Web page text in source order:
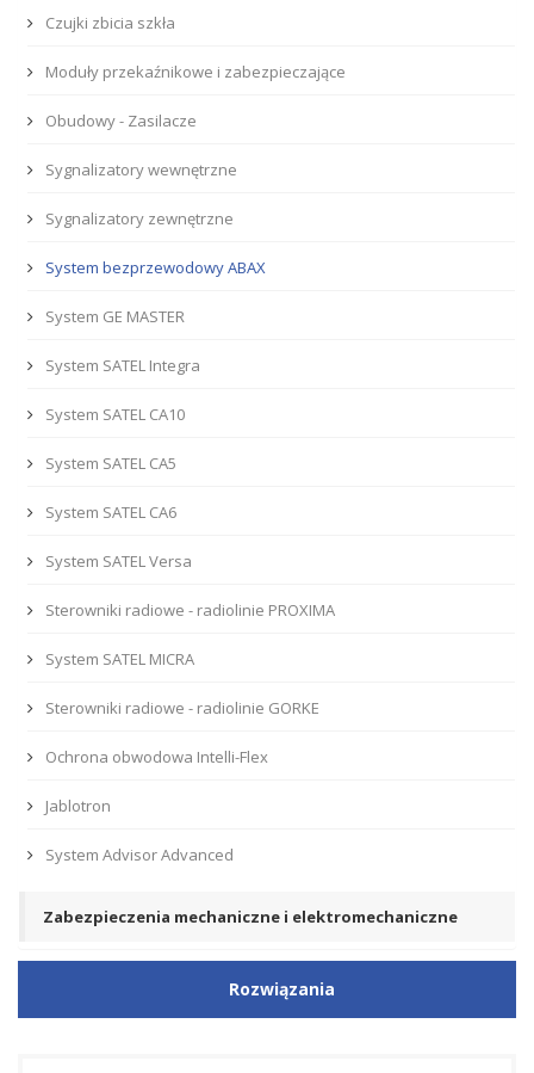
Czujki zbicia szkła
Moduły przekaźnikowe i zabezpieczające
Obudowy - Zasilacze
Sygnalizatory wewnętrzne
Sygnalizatory zewnętrzne
System bezprzewodowy ABAX
System GE MASTER
System SATEL Integra
System SATEL CA10
System SATEL CA5
System SATEL CA6
System SATEL Versa
Sterowniki radiowe - radiolinie PROXIMA
System SATEL MICRA
Sterowniki radiowe - radiolinie GORKE
Ochrona obwodowa Intelli-Flex
Jablotron
System Advisor Advanced
Zabezpieczenia mechaniczne i elektromechaniczne
Rozwiązania